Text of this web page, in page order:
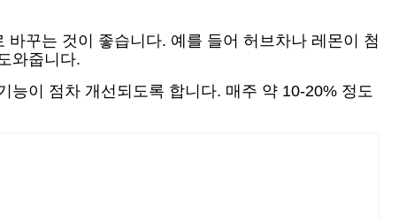
꾸는 것이 좋습니다. 예를 들어 허브차나 레몬이 첨
와줍니다.
능이 점차 개선되도록 합니다. 매주 약 10-20% 정도